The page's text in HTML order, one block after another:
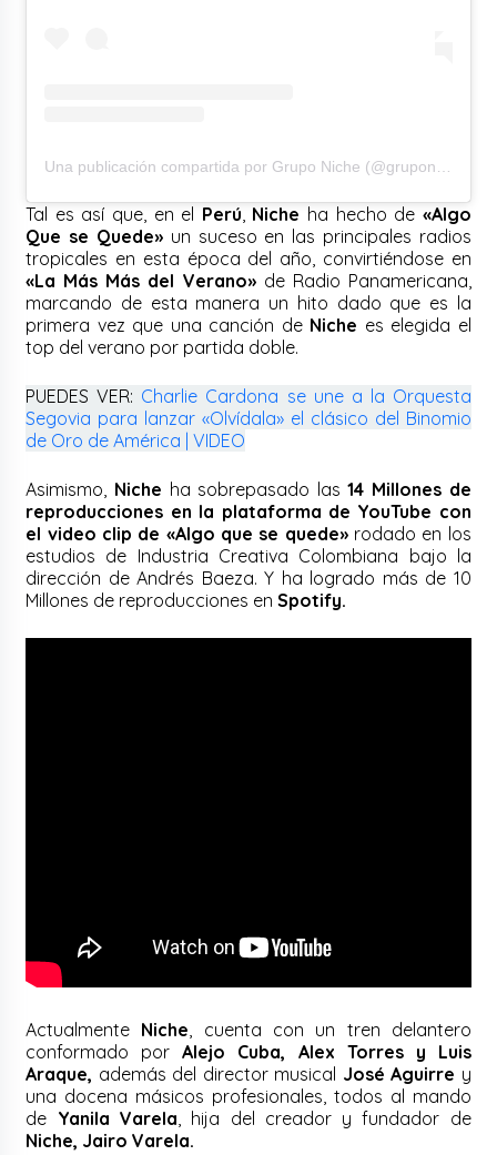
Tal es así que, en el Perú, Niche ha hecho de «Algo
Que se Quede»un suceso en las principales radios
tropicales en esta época del año, convirtiéndose en
«La Más Más del Verano»de Radio Panamericana,
marcando de esta manera un hito dado que es la
primera vez que una canción de Niche es elegida el
top del verano por partida doble.
PUEDES VER: Charlie Cardona se une a la Orquesta
Segovia para lanzar «Olvídala» el clásico del Binomio
de Oro de América | VIDEO
Asimismo, Niche ha sobrepasado las14 Millones de
reproducciones en la plataforma de YouTube con
el video clip de «Algo que se quede»rodado en los
estudios de Industria Creativa Colombiana bajo la
dirección de Andrés Baeza. Y ha logrado más de 10
Millones de reproducciones enSpotify.
Actualmente Niche, cuenta con un tren delantero
conformado porAlejo Cuba, Alex Torres y Luis
Araque, además del director musical José Aguirre y
una docena másicos profesionales, todos al mando
de Yanila Varela, hija del creador y fundador de
Niche, Jairo Varela.